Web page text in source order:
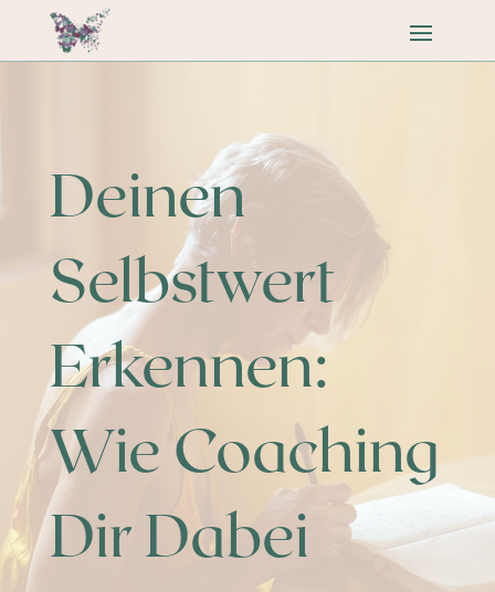
Deinen
Selbstwert
Erkennen:
Wie Coaching
Dir Dabei